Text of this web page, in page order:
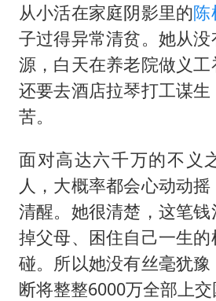
从小活在家庭阴影里的陈
子过得异常清贫。她从
源，白天在养老院做义
还要去酒店拉琴打工谋
苦。
面对高达六千万的不义
人，大概率都会心动动
清醒。她很清楚，这笔
掉父母、困住自己一生
碰。所以她没有丝毫犹
断将整整6000万全部上交